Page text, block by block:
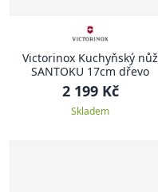
Victorinox Kuchyňský nůž
SANTOKU 17cm dřevo
2 199 Kč
Skladem